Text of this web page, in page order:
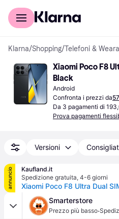
Per il tuo shopping
Klarna/Shopping/Telefoni &
Xiaomi Poco F8
Black
Android
Confronta i prezzi da
Da 3 pagamenti di
Prova pagamenti
Versioni
annuncio
Kaufland.it
Spedizione gratuita, 4-6 giorni
Smarterstore
Prezzo più basso·